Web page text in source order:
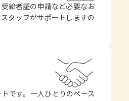
給者証の申請など必要なお
タッフがサポートしますの
です。一人ひとりのペース